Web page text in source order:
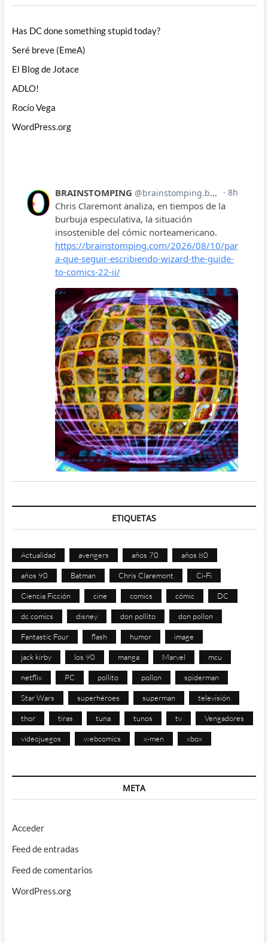
Has DC done something stupid today?
Seré breve (EmeA)
El Blog de Jotace
ADLO!
Rocío Vega
WordPress.org
ETIQUETAS
Actualidad avengers años 70 años 80
años 90 Batman Chris Claremont Ci-Fi
Ciencia Ficción cine comics cómic DC
dc comics disney don pollito don pollon
Fantastic Four flash humor image
jack kirby los 90 manga Marvel mcu
netflix PC pollito pollon spiderman
Star Wars superhéroes superman televisión
thor tiras tuna tunos tv Vengadores
videojuegos webcomics x-men xbox
META
Acceder
Feed de entradas
Feed de comentarios
WordPress.org